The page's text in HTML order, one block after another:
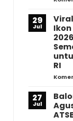
29
Jul
RI
27
Jul